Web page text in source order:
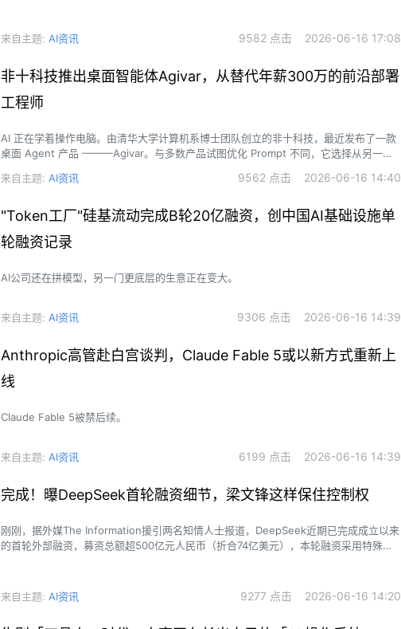
来自主题: AI资讯 9582 点击 2026-06-16 17:08
非十科技推出桌面智能体Agivar，从替代年薪300万的前沿部署
工程师
AI 正在学着操作电脑。由清华大学计算机系博士团队创立的非十科技，最近发布了一款
桌面 Agent 产品 ———Agivar。与多数产品试图优化 Prompt 不同，它选择从另一个
来自主题: AI资讯 9562 点击 2026-06-16 14:40
"Token工厂"硅基流动完成B轮20亿融资，创中国AI基础设施单
轮融资记录
AI公司还在拼模型，另一门更底层的生意正在变大。
来自主题: AI资讯 9306 点击 2026-06-16 14:39
Anthropic高管赴白宫谈判，Claude Fable 5或以新方式重新上
线
Claude Fable 5被禁后续。
来自主题: AI资讯 6199 点击 2026-06-16 14:39
完成！曝DeepSeek首轮融资细节，梁文锋这样保住控制权
刚刚，据外媒The Information援引两名知情人士报道，DeepSeek近期已完成成立以来
的首轮外部融资，募资总额超500亿元人民币（折合74亿美元），本轮融资采用特殊交
来自主题: AI资讯 9277 点击 2026-06-16 14:20